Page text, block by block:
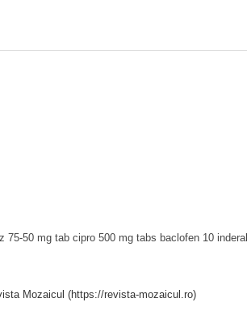
75-50 mg tab cipro 500 mg tabs baclofen 10 inderal
Mozaicul (https://revista-mozaicul.ro)